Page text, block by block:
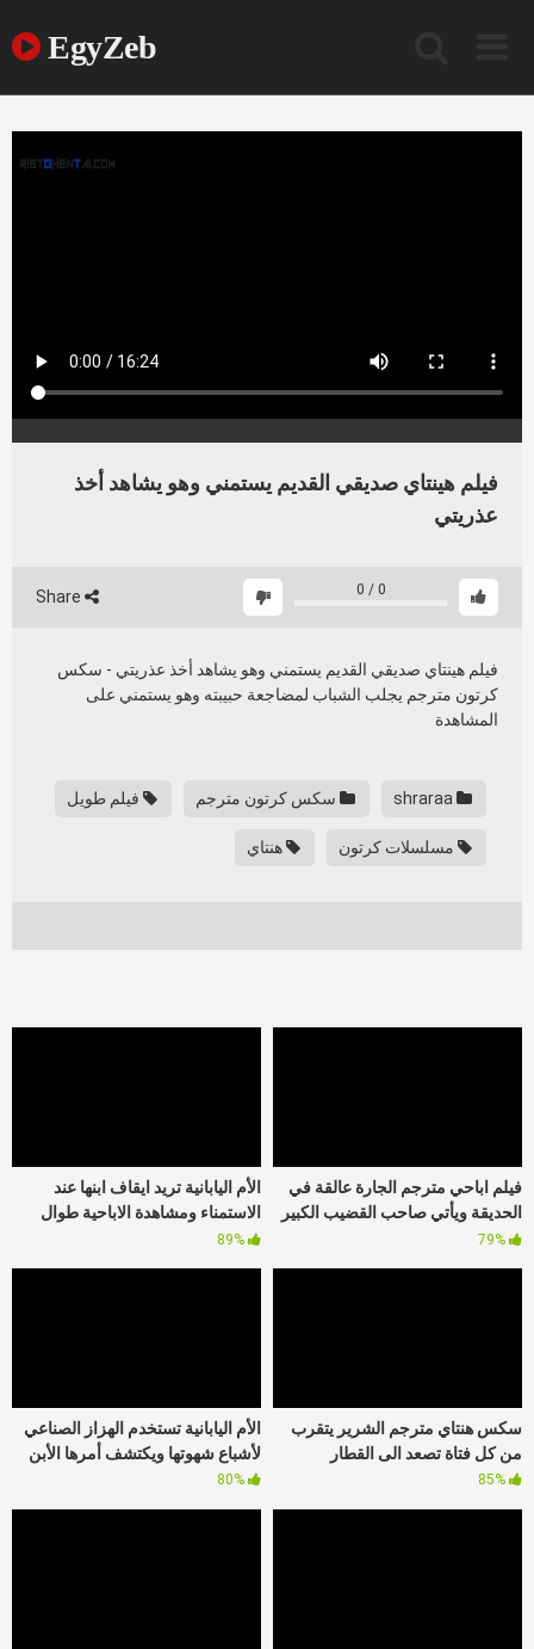
EgyZeb
فيلم هينتاي صديقي القديم يستمني وهو يشاهد أخذ
عذريتي
0
/
0
فيلم هينتاي صديقي القديم يستمني وهو يشاهد أخذ عذريتي - سكس
كرتون مترجم يجلب الشباب لمضاجعة حبيبته وهو يستمني على
المشاهدة
سكس كرتون مترجم فيلم طويل
مسلسلات كرتون هنتاي
الأم اليابانية تريد ايقاف ابنها عند
الاستمناء ومشاهدة الاباحية طوال
الوقت
فيلم اباحي مترجم الجارة عالقة في
الحديقة ويأتي صاحب القضيب الكبير
لمساعدتها
الأم اليابانية تستخدم الهزاز الصناعي
لأشباع شهوتها ويكتشف أمرها الأبن
سكس هنتاي مترجم الشرير يتقرب
من كل فتاة تصعد الى القطار